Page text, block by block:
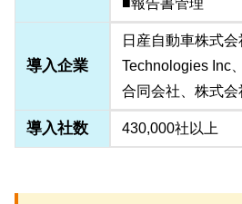
導入企業
日産自動車株式
Technologies Inc
合同会社、株式
導入社数 430,000社以上